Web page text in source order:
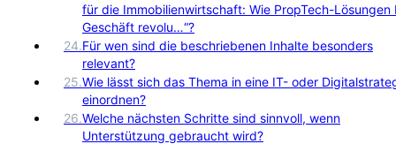
für die Immobilienwirtschaft: Wie PropTech-Lösungen
Geschäft revolu…“?
24.Für wen sind die beschriebenen Inhalte besonders
relevant?
25.Wie lässt sich das Thema in eine IT- oder
einordnen?
26.Welche nächsten Schritte sind sinnvoll, wenn
Unterstützung gebraucht wird?